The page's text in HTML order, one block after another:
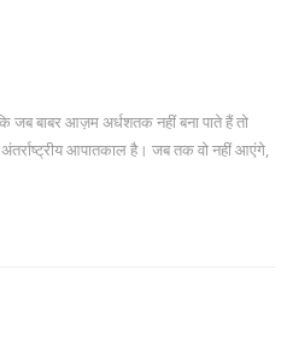
जब बाबर आज़म अर्धशतक नहीं बना पाते हैं तो
आपातकाल है। जब तक वो नहीं आएंगे,